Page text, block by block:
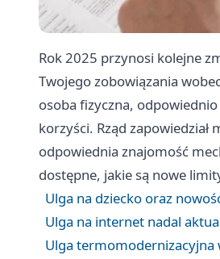
Rok 2025 przynosi kolejne
Twojego zobowiązania
osoba fizyczna,
korzyści. Rząd
odpowiednia znajomość
dostępne, jakie są nowe
Ulga na dziecko oraz
Ulga na internet nadal
Ulga termomodernizacyjna